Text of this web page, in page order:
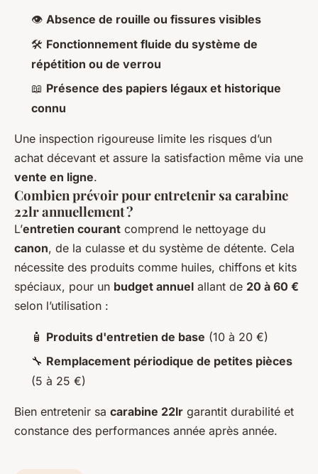
👁️ Absence de rouille ou fissures visibles
🛠️ Fonctionnement fluide du système de
répétition ou de verrou
📖 Présence des papiers légaux et historique
connu
Une inspection rigoureuse limite les risques d’un
achat décevant et assure la satisfaction même via une
vente en ligne.
Combien prévoir pour entretenir sa carabine
22lr annuellement ?
L’entretien courant comprend le nettoyage du
canon, de la culasse et du système de détente. Cela
nécessite des produits comme huiles, chiffons et kits
spéciaux, pour un budget annuel allant de 20 à 60 €
selon l’utilisation :
🧴 Produits d'entretien de base (10 à 20 €)
🔧 Remplacement périodique de petites pièces
(5 à 25 €)
Bien entretenir sa carabine 22lr garantit durabilité et
constance des performances année après année.